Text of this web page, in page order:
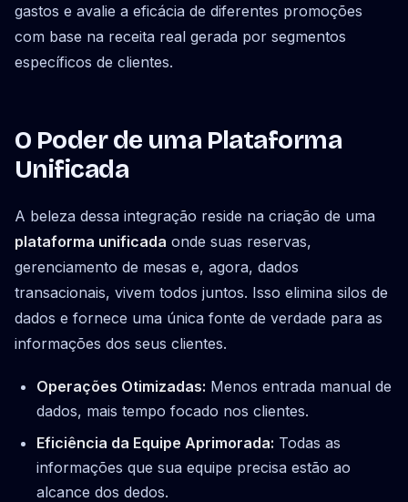
gastos e avalie a eficácia de diferentes promoções
com base na receita real gerada por segmentos
específicos de clientes.
O Poder de uma Plataforma
Unificada
A beleza dessa integração reside na criação de uma
plataforma unificada onde suas reservas,
gerenciamento de mesas e, agora, dados
transacionais, vivem todos juntos. Isso elimina silos de
dados e fornece uma única fonte de verdade para as
informações dos seus clientes.
Operações Otimizadas: Menos entrada manual de
dados, mais tempo focado nos clientes.
Eficiência da Equipe Aprimorada: Todas as
informações que sua equipe precisa estão ao
alcance dos dedos.